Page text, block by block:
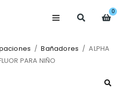
0
/ Bañadores / ALPHA
PARA NIÑO